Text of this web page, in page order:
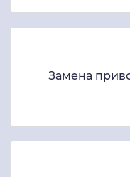
Замена